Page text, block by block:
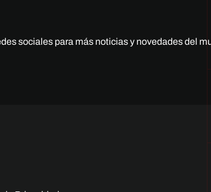
sociales para más noticias y novedades del